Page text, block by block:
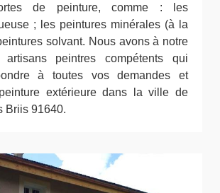
de peinture, comme : les
; les peintures minérales (à la
solvant. Nous avons à notre
peintres compétents qui
à toutes vos demandes et
extérieure dans la ville de
Briis 91640.